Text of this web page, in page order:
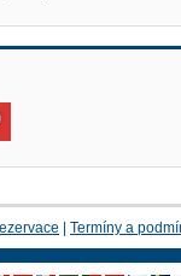
Hotel Honolulu(11,4
Uka Blvd
Waipahu, 96797 4495,
Resort (19,8 km)
Termíny a